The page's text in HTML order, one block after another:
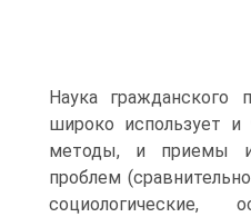
Наука гражданского
широко использует и
методы, и приемы
проблем
социологические,